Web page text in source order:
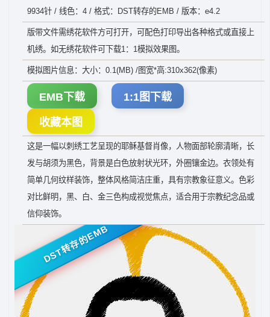
9934针 / 线色：4 / 格式：DST转存的EMB / 版本：e4.2
版带文件需绣花软件方可打开，可配色打印导出各种格式或直接上
机绣。如无绣花软件可下载1：1模拟效果图。
模拟图片信息：大小：0.1(MB) /图宽*高:310x362(像素)
EMB下载 1:1图下载
收藏本图
这是一幅以刺绣工艺呈现的耶稣基督肖像，人物面部轮廓清晰，长
发与胡须为黑色，背景是白色放射状光环，外圈镶金边。衣领处有
简单几何纹样装饰，整体风格简洁庄重，具有宗教象征意义。色彩
对比鲜明，黑、白、金三色构成视觉焦点，适合用于宗教纪念品或
信仰装饰。
DST转存的EMB